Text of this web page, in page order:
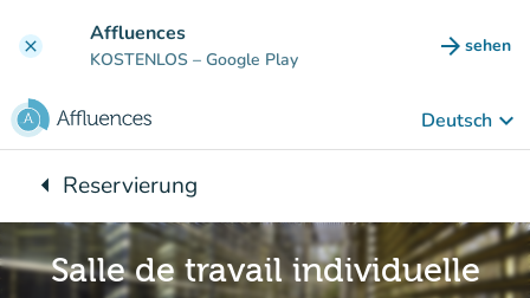
clear Affluences
KOSTENLOS – Google Play arrow_forward sehen
(new
Deutsch keyboard_arrow_down
arrow_leftZurück zu:
Reservierung
Salle de travail individuelle